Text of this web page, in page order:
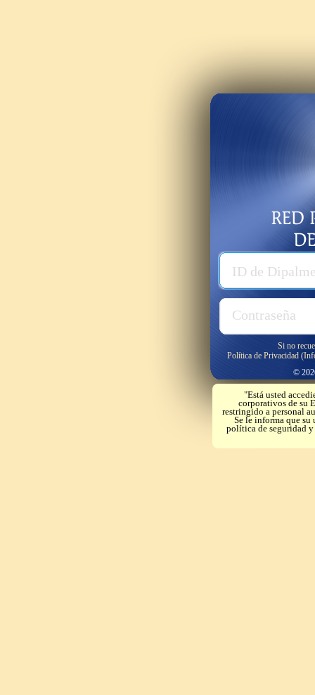
ID de
Contraseña
Usuario
Password
Si no
Política de Privacidad
©
"Está usted
corporativos de su
restringido a personal
Se le informa que su
política de seguridad y